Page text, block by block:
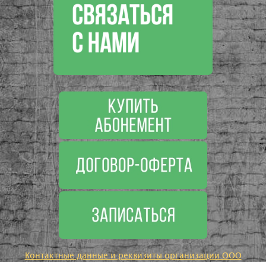
Контактные данные и реквизиты организации ООО